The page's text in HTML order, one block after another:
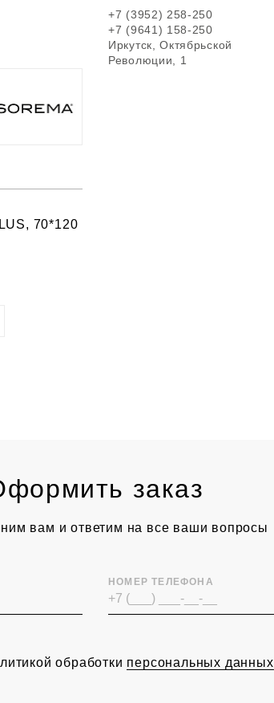
70*120
+7 (3952) 258-250
+7 (9641) 158-250
Иркутск, Октябрьской
Революции, 1
kovry/23751/
заказ
вам и ответим на все ваши вопросы
НОМЕР ТЕЛЕФОНА
обработки персональных данных